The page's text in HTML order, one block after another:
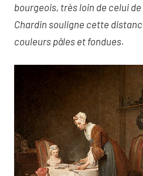
bourgeois, très loin de celui
Chardin souligne cette
couleurs pâles et fondues.